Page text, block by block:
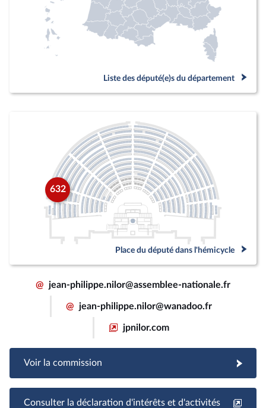
Liste des député(e)s du département
632
Place du député dans l'hémicycle
@ jean-philippe.nilor@assemblee-nationale.fr
@ jean-philippe.nilor@wanadoo.fr
jpnilor.com
Voir la commission
Consulter la déclaration d'intérêts et d'activités